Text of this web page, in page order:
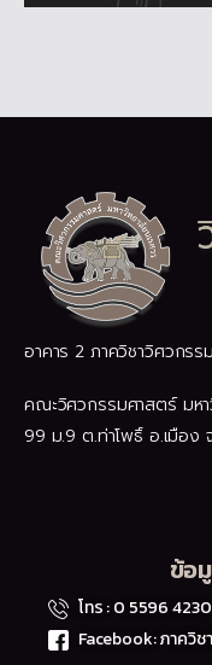
อาคาร 2 ภาควิชาวิศวกร
คณะวิศวกรรมศาสตร์ มห
99 ม.9 ต.ท่าโพธิ์ อ.เมือ
ข้อ
โทร : 0 5596 4230
Facebook: ภาควิ